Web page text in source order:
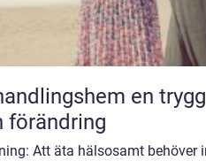
en trygg plats för återhämtning
förändring
Att äta hälsosamt behöver